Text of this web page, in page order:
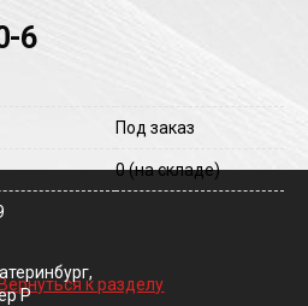
6
Под заказ
0(на складе)
к разделу
Р